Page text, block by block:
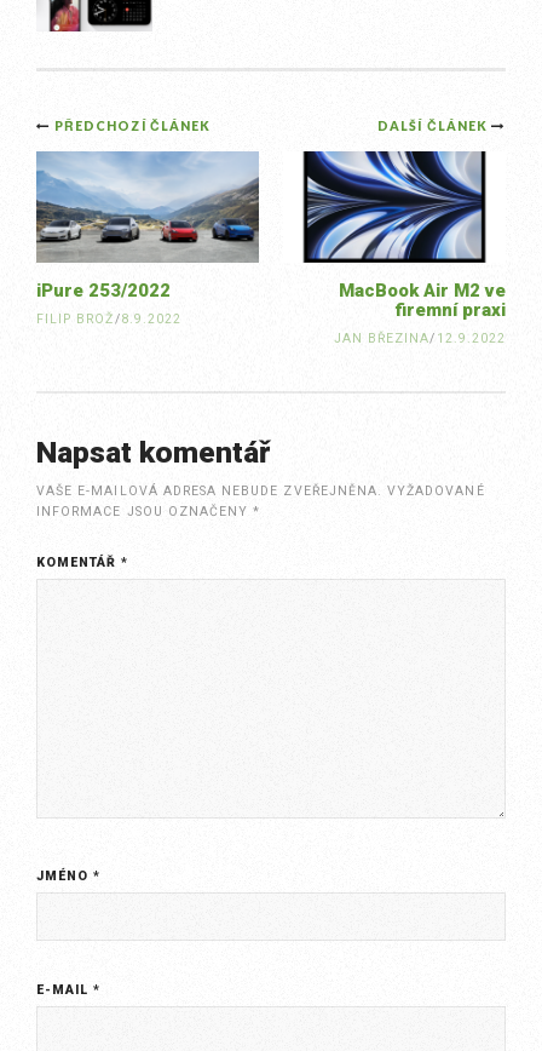
Post
navigation
DALŠÍ ČLÁNEK
MacBook Air M2 ve
firemní praxi
JAN BŘEZINA/ 12.9.2022
PŘEDCHOZÍ ČLÁNEK
iPure 253/2022
FILIP BROŽ/8.9.2022
Napsat komentář
VAŠE E-MAILOVÁ ADRESA NEBUDE ZVEŘEJNĚNA. VYŽADOVANÉ
INFORMACE JSOU OZNAČENY*
KOMENTÁŘ*
JMÉNO*
E-MAIL*